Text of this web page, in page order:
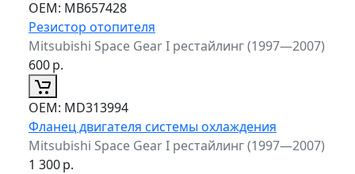
ОЕМ: MB657428
Резистор отопителя
Mitsubishi Space Gear I рестайлинг (1997—2007)
600р.
ОЕМ: MD313994
Фланец двигателя системы охлаждения
Mitsubishi Space Gear I рестайлинг (1997—2007)
1 300р.